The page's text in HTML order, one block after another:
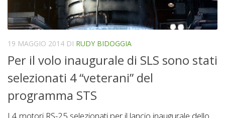
19 MAGGIO 2014 DI RUDY BIDOGGIA
Per il volo inaugurale di SLS sono stati
selezionati 4 “veterani” del
programma STS